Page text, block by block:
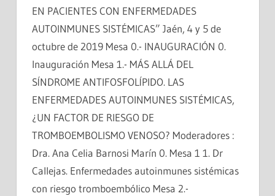
EN PACIENTES CON ENFERMEDADES
AUTOINMUNES SISTÉMICAS” Jaén, 4 y 5 de
octubre de 2019 Mesa 0.- INAUGURACIÓN 0.
Inauguración Mesa 1.- MÁS ALLÁ DEL
SÍNDROME ANTIFOSFOLÍPIDO. LAS
ENFERMEDADES AUTOINMUNES SISTÉMICAS,
¿UN FACTOR DE RIESGO DE
TROMBOEMBOLISMO VENOSO? Moderadores :
Dra. Ana Celia Barnosi Marín 0. Mesa 1 1. Dr
Callejas. Enfermedades autoinmunes sistémicas
con riesgo tromboembólico Mesa 2.-